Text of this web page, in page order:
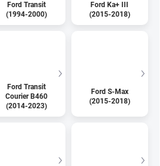
Ford Transit
(1994-2000)
Ford Ka+ III
(2015-2018)
Ford Transit
Courier B460
(2014-2023)
Ford S-Max
(2015-2018)